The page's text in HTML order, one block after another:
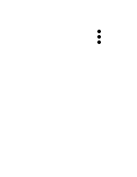
more_vert